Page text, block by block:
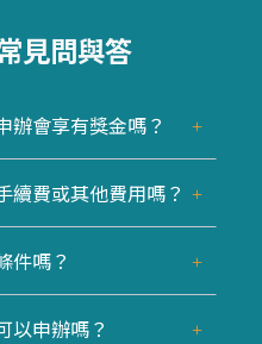
見問與答
辦會享有獎金嗎？
續費或其他費用嗎？
件嗎？
以申辦嗎？